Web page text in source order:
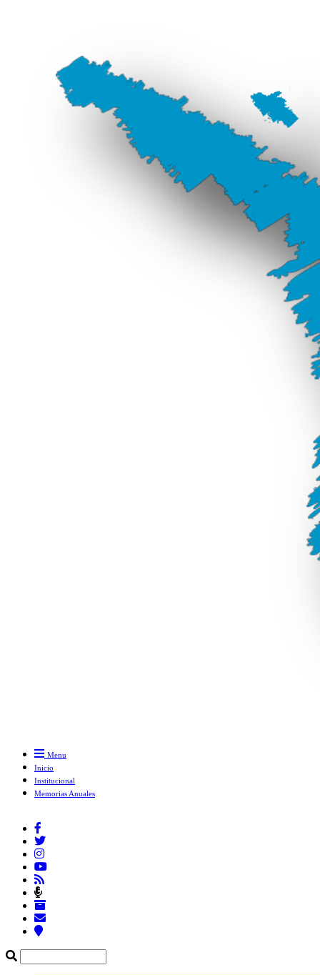
Menu
Inicio
Institucional
Memorias Anuales